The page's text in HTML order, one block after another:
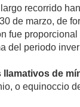
recorrido
de marzo, de
fue
del periodo
de
o equinoccio